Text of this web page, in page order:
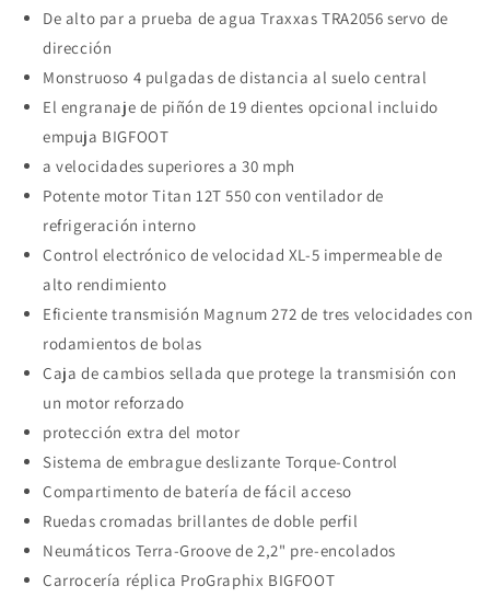
De alto par a prueba de agua Traxxas TRA2056 servo de
dirección
Monstruoso 4 pulgadas de distancia al suelo central
El engranaje de piñón de 19 dientes opcional incluido
empuja BIGFOOT
a velocidades superiores a 30 mph
Potente motor Titan 12T 550 con ventilador de
refrigeración interno
Control electrónico de velocidad XL-5 impermeable de
alto rendimiento
Eficiente transmisión Magnum 272 de tres velocidades con
rodamientos de bolas
Caja de cambios sellada que protege la transmisión con
un motor reforzado
protección extra del motor
Sistema de embrague deslizante Torque-Control
Compartimento de batería de fácil acceso
Ruedas cromadas brillantes de doble perfil
Neumáticos Terra-Groove de 2,2" pre-encolados
Carrocería réplica ProGraphix BIGFOOT